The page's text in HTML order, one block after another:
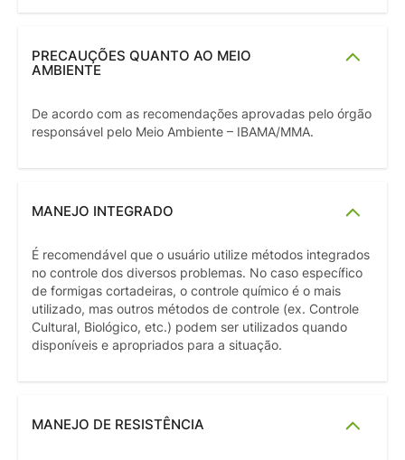
PRECAUÇÕES QUANTO AO MEIO
AMBIENTE
De acordo com as recomendações aprovadas pelo órgão
responsável pelo Meio Ambiente – IBAMA/MMA.
MANEJO INTEGRADO
É recomendável que o usuário utilize métodos integrados
no controle dos diversos problemas. No caso específico
de formigas cortadeiras, o controle químico é o mais
utilizado, mas outros métodos de controle (ex. Controle
Cultural, Biológico, etc.) podem ser utilizados quando
disponíveis e apropriados para a situação.
MANEJO DE RESISTÊNCIA